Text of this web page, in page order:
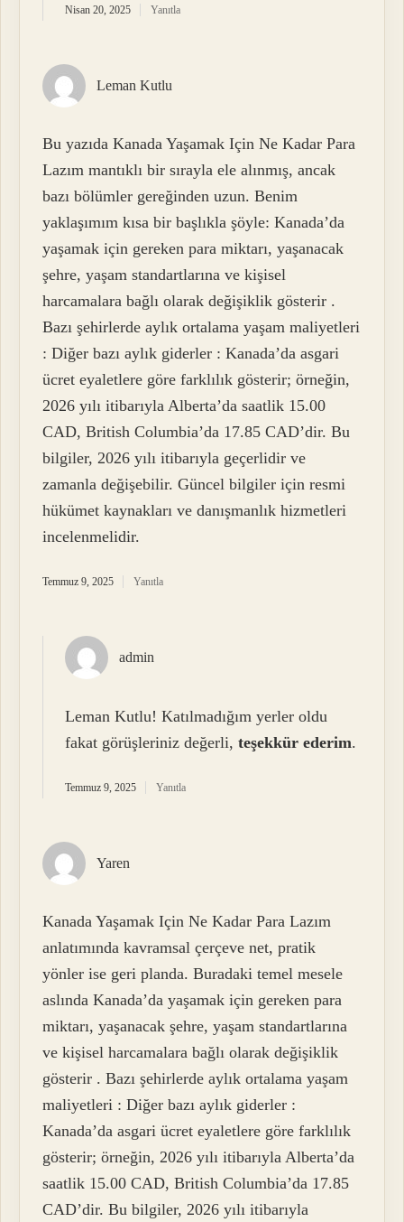
Nisan 20, 2025 Yanıtla
Leman Kutlu
Bu yazıda Kanada Yaşamak Için Ne Kadar Para
Lazım mantıklı bir sırayla ele alınmış, ancak
bazı bölümler gereğinden uzun. Benim
yaklaşımım kısa bir başlıkla şöyle: Kanada’da
yaşamak için gereken para miktarı, yaşanacak
şehre, yaşam standartlarına ve kişisel
harcamalara bağlı olarak değişiklik gösterir .
Bazı şehirlerde aylık ortalama yaşam maliyetleri
: Diğer bazı aylık giderler : Kanada’da asgari
ücret eyaletlere göre farklılık gösterir; örneğin,
2026 yılı itibarıyla Alberta’da saatlik 15.00
CAD, British Columbia’da 17.85 CAD’dir. Bu
bilgiler, 2026 yılı itibarıyla geçerlidir ve
zamanla değişebilir. Güncel bilgiler için resmi
hükümet kaynakları ve danışmanlık hizmetleri
incelenmelidir.
Temmuz 9, 2025 Yanıtla
admin
Leman Kutlu! Katılmadığım yerler oldu
fakat görüşleriniz değerli,teşekkür ederim.
Temmuz 9, 2025 Yanıtla
Yaren
Kanada Yaşamak Için Ne Kadar Para Lazım
anlatımında kavramsal çerçeve net, pratik
yönler ise geri planda. Buradaki temel mesele
aslında Kanada’da yaşamak için gereken para
miktarı, yaşanacak şehre, yaşam standartlarına
ve kişisel harcamalara bağlı olarak değişiklik
gösterir . Bazı şehirlerde aylık ortalama yaşam
maliyetleri : Diğer bazı aylık giderler :
Kanada’da asgari ücret eyaletlere göre farklılık
gösterir; örneğin, 2026 yılı itibarıyla Alberta’da
saatlik 15.00 CAD, British Columbia’da 17.85
CAD’dir. Bu bilgiler, 2026 yılı itibarıyla